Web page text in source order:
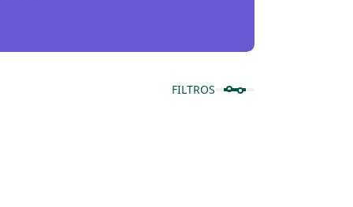
FILTROS